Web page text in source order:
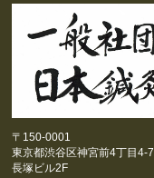
〒150-0001
東京都渋谷区神宮前4丁目4-7
長塚ビル2F